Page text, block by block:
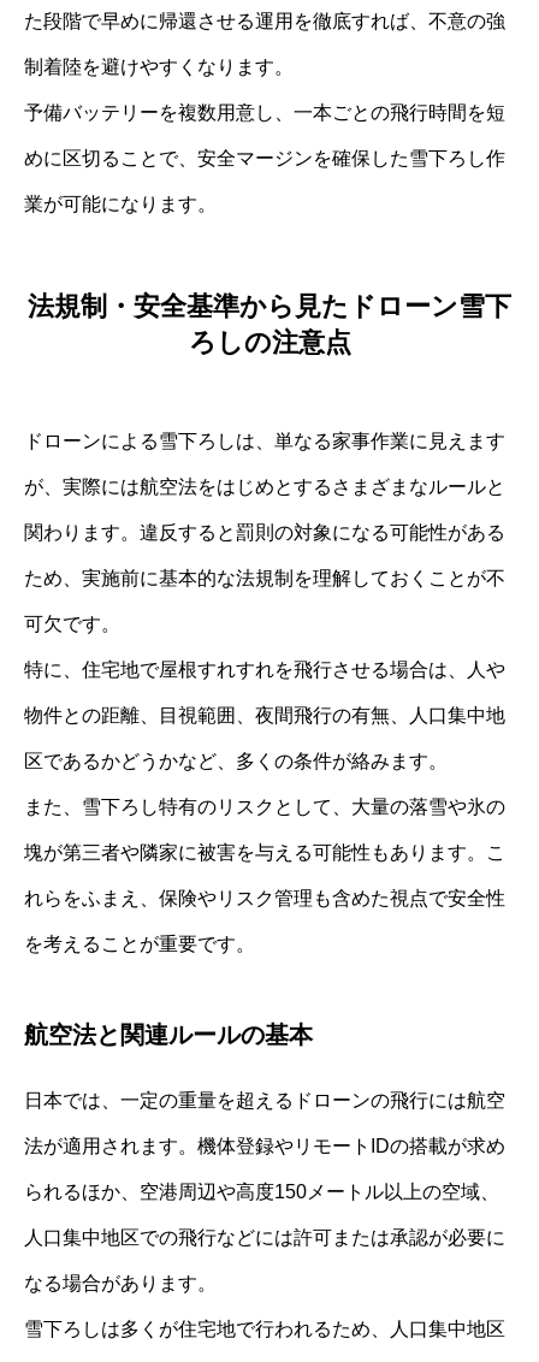
た段階で早めに帰還させる運用を徹底すれば、不意の強
制着陸を避けやすくなります。
予備バッテリーを複数用意し、一本ごとの飛行時間を短
めに区切ることで、安全マージンを確保した雪下ろし作
業が可能になります。
法規制・安全基準から見たドローン雪下
ろしの注意点
ドローンによる雪下ろしは、単なる家事作業に見えます
が、実際には航空法をはじめとするさまざまなルールと
関わります。違反すると罰則の対象になる可能性がある
ため、実施前に基本的な法規制を理解しておくことが不
可欠です。
特に、住宅地で屋根すれすれを飛行させる場合は、人や
物件との距離、目視範囲、夜間飛行の有無、人口集中地
区であるかどうかなど、多くの条件が絡みます。
また、雪下ろし特有のリスクとして、大量の落雪や氷の
塊が第三者や隣家に被害を与える可能性もあります。こ
れらをふまえ、保険やリスク管理も含めた視点で安全性
を考えることが重要です。
航空法と関連ルールの基本
日本では、一定の重量を超えるドローンの飛行には航空
法が適用されます。機体登録やリモートIDの搭載が求め
られるほか、空港周辺や高度150メートル以上の空域、
人口集中地区での飛行などには許可または承認が必要に
なる場合があります。
雪下ろしは多くが住宅地で行われるため、人口集中地区